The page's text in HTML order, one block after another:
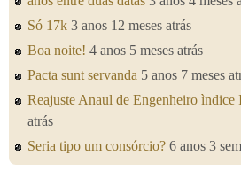
Só 17k 3 anos 12 meses atrás
Boa noite! 4 anos 5 meses atrás
Pacta sunt servanda 5 anos 7 meses
Reajuste Anaul de Engenheiro ìndice
atrás
Seria tipo um consórcio? 6 anos 3